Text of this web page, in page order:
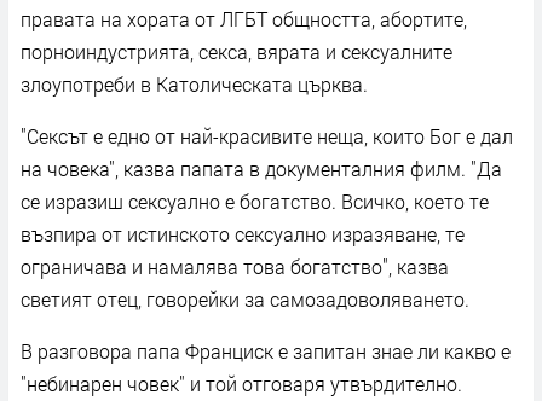
правата на хората от ЛГБТ общността, абортите,
порноиндустрията, секса, вярата и сексуалните
злоупотреби в Католическата църква.
"Сексът е едно от най-красивите неща, които Бог е дал
на човека", казва папата в документалния филм. "Да
се изразиш сексуално е богатство. Всичко, което те
възпира от истинското сексуално изразяване, те
ограничава и намалява това богатство", казва
светият отец, говорейки за самозадоволяването.
В разговора папа Франциск е запитан знае ли какво е
"небинарен човек" и той отговаря утвърдително.